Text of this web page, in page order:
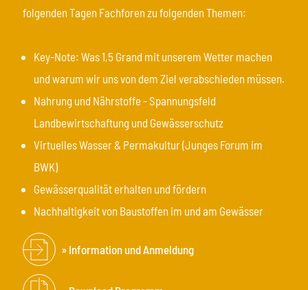
folgenden Tagen Fachforen zu folgenden Themen:
Key-Note: Was 1,5 Grand mit unserem Wetter machen
und warum wir uns von dem Ziel verabschieden müssen.
Nahrung und Nährstoffe - Spannungsfeld
Landbewirtschaftung und Gewässerschutz
Virtuelles Wasser & Permakultur (Junges Forum im
BWK)
Gewässerqualität erhalten und fördern
Nachhaltigkeit von Baustoffen im und am Gewässer
Information und Anmeldung